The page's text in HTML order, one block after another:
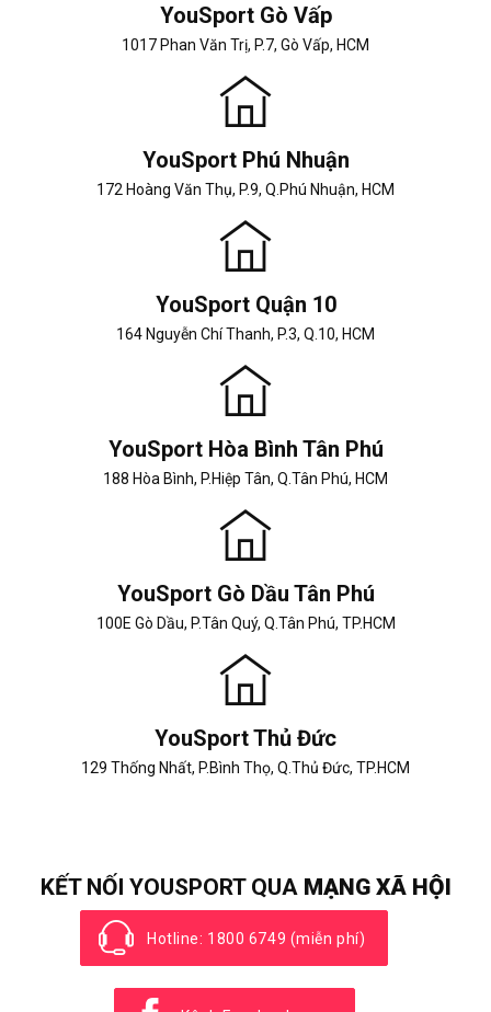
YouSport Gò Vấp
1017 Phan Văn Trị, P.7, Gò Vấp, HCM
YouSport Phú Nhuận
172 Hoàng Văn Thụ, P.9, Q.Phú Nhuận, HCM
YouSport Quận 10
164 Nguyễn Chí Thanh, P.3, Q.10, HCM
YouSport Hòa Bình Tân Phú
188 Hòa Bình, P.Hiệp Tân, Q.Tân Phú, HCM
YouSport Gò Dầu Tân Phú
100E Gò Dầu, P.Tân Quý, Q.Tân Phú, TP.HCM
YouSport Thủ Đức
129 Thống Nhất, P.Bình Thọ, Q.Thủ Đức, TP.HCM
KẾT NỐI YOUSPORT QUA MẠNG XÃ HỘI
Hotline: 1800 6749 (miễn phí)